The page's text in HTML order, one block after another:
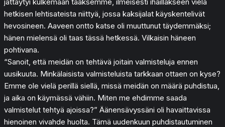
hetkisen lehtisateista niittyä, jossa kaksijalat käyskentelivät
hevosineen. Aaveen ontto katse oli muuttunut täydemmäksi;
hänen mielensä oli taas tässä hetkessä. Vilkaisin häneen
pohtivana.
“Sanoit, että meidän on tehtävä joitain valmisteluja ennen
uusikuuta. Minkälaisista valmisteluista tarkkaan ottaen on kyse?
Emme ole vielä perillä siellä, missä meidän on määrä puhdistua,
ja aika on käymässä vähiin. Miten me ehdimme saada
valmistelut tehtyä ajoissa?” Äänensävyssäni oli havaittavissa
hienoinen vivahde huolta. Tämä uudenkuun puhdistautuminen